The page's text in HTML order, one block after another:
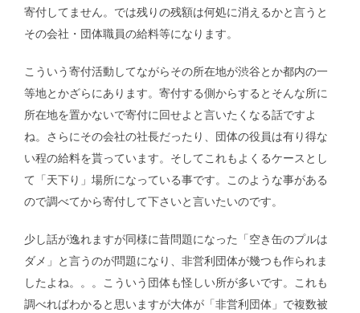
寄付してません。では残りの残額は何処に消えるかと言うと
その会社・団体職員の給料等になります。
こういう寄付活動してながらその所在地が渋谷とか都内の一
等地とかざらにあります。寄付する側からするとそんな所に
所在地を置かないで寄付に回せよと言いたくなる話ですよ
ね。さらにその会社の社長だったり、団体の役員は有り得な
い程の給料を貰っています。そしてこれもよくるケースとし
て「天下り」場所になっている事です。このような事がある
ので調べてから寄付して下さいと言いたいのです。
少し話が逸れますが同様に昔問題になった「空き缶のプルは
ダメ」と言うのが問題になり、非営利団体が幾つも作られま
したよね。。。こういう団体も怪しい所が多いです。これも
調べればわかると思いますが大体が「非営利団体」で複数被